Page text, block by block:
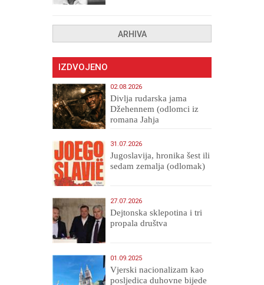
ARHIVA
IZDVOJENO
02.08.2026
Divlja rudarska jama
Džehennem (odlomci iz
romana Jahja
31.07.2026
Jugoslavija, hronika šest ili
sedam zemalja (odlomak)
27.07.2026
Dejtonska sklepotina i tri
propala društva
01.09.2025
​Vjerski nacionalizam kao
posljedica duhovne bijede